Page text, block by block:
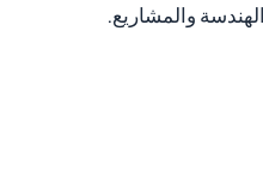
والمشاريع.